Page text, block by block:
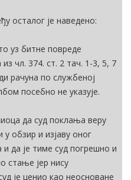
осталог је наведено:
уз битне повреде
чл. 374. ст. 2 тач. 1-3, 5, 7
рачуна по службеној
посебно не указује.
да суд поклања веру
у обзир и изјаву оног
и да је тиме суд погрешно и
стање јер нису
је ценио као неосноване